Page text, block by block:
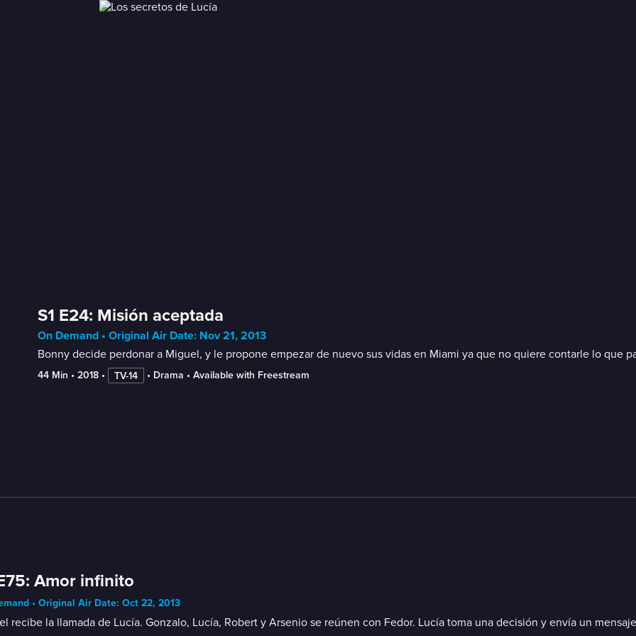
S1 E24: Misión aceptada
On Demand • Original Air Date: Nov 21, 2013
Bonny decide perdonar a Miguel, y le propone empezar de nuevo sus vidas en Miami ya que no quiere contarle lo que
44 Min • 2018 • TV-14 • Drama • Available with Freestream
Amor infinito
• Original Air Date: Oct 22, 2013
recibe la llamada de Lucía. Gonzalo, Lucía, Robert y Arsenio se reúnen con Fedor. Lucía toma una decisión y envía un